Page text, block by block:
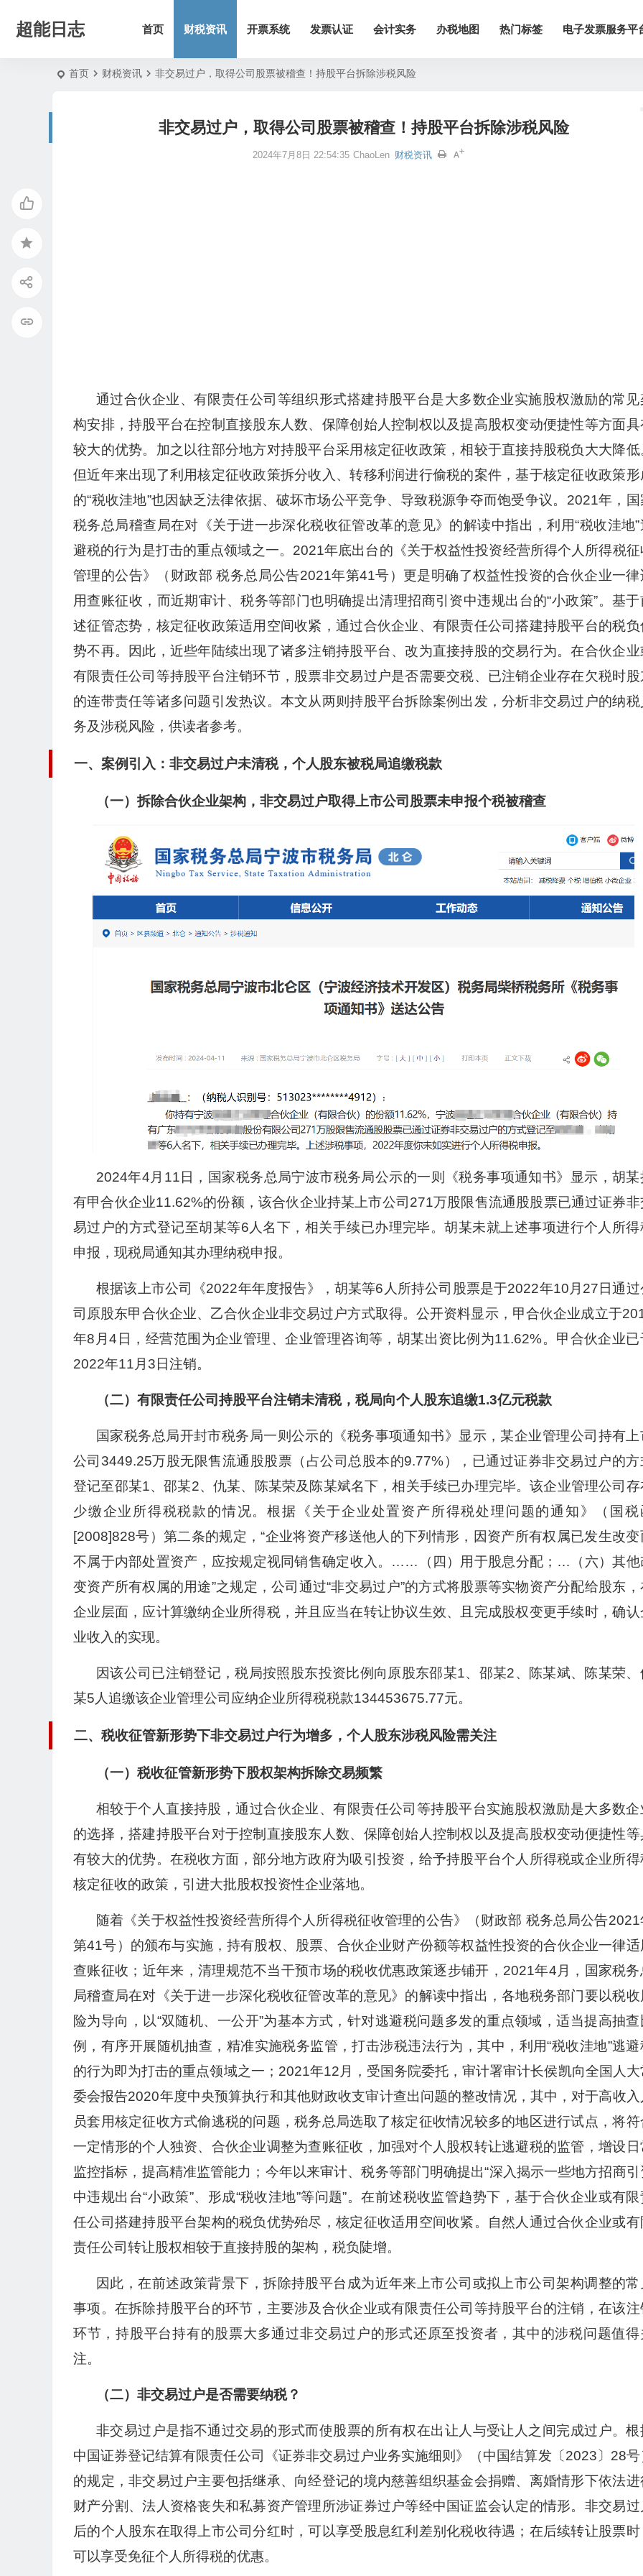
超能日志 首页 财税资讯 开票系统 发票认证 会计实务 办税地图 热门标签 电子发票服务平
首页 财税资讯 非交易过户，取得公司股票被稽查！持股平台拆除涉税风险
非交易过户，取得公司股票被稽查！持股平台拆除涉税风险
2024年7月8日 22:54:35 ChaoLen 财税资讯
通过合伙企业、有限责任公司等组织形式搭建持股平台是大多数企业实施股权激励的常见
构安排，持股平台在控制直接股东人数、保障创始人控制权以及提高股权变动便捷性等方面具
较大的优势。加之以往部分地方对持股平台采用核定征收政策，相较于直接持股税负大大降低
但近年来出现了利用核定征收政策拆分收入、转移利润进行偷税的案件，基于核定征收政策形
的“税收洼地”也因缺乏法律依据、破坏市场公平竞争、导致税源争夺而饱受争议。2021年，国
税务总局稽查局在对《关于进一步深化税收征管改革的意见》的解读中指出，利用“税收洼地”
避税的行为是打击的重点领域之一。2021年底出台的《关于权益性投资经营所得个人所得税征
管理的公告》（财政部 税务总局公告2021年第41号）更是明确了权益性投资的合伙企业一律
用查账征收，而近期审计、税务等部门也明确提出清理招商引资中违规出台的“小政策”。基于
述征管态势，核定征收政策适用空间收紧，通过合伙企业、有限责任公司搭建持股平台的税负
势不再。因此，近些年陆续出现了诸多注销持股平台、改为直接持股的交易行为。在合伙企业
有限责任公司等持股平台注销环节，股票非交易过户是否需要交税、已注销企业存在欠税时股
的连带责任等诸多问题引发热议。本文从两则持股平台拆除案例出发，分析非交易过户的纳税
务及涉税风险，供读者参考。
一、案例引入：非交易过户未清税，个人股东被税局追缴税款
（一）拆除合伙企业架构，非交易过户取得上市公司股票未申报个税被稽查
2024年4月11日，国家税务总局宁波市税务局公示的一则《税务事项通知书》显示，胡某
有甲合伙企业11.62%的份额，该合伙企业持某上市公司271万股限售流通股股票已通过证券非
易过户的方式登记至胡某等6人名下，相关手续已办理完毕。胡某未就上述事项进行个人所得
申报，现税局通知其办理纳税申报。
根据该上市公司《2022年年度报告》，胡某等6人所持公司股票是于2022年10月27日通过
司原股东甲合伙企业、乙合伙企业非交易过户方式取得。公开资料显示，甲合伙企业成立于
年8月4日，经营范围为企业管理、企业管理咨询等，胡某出资比例为11.62%。甲合伙企业已
2022年11月3日注销。
（二）有限责任公司持股平台注销未清税，税局向个人股东追缴1.3亿元税款
国家税务总局开封市税务局一则公示的《税务事项通知书》显示，某企业管理公司持有上
公司3449.25万股无限售流通股股票（占公司总股本的9.77%），已通过证券非交易过户的方
登记至邵某1、邵某2、仇某、陈某荣及陈某斌名下，相关手续已办理完毕。该企业管理公司存
少缴企业所得税税款的情况。根据《关于企业处置资产所得税处理问题的通知》（国税
[2008]828号）第二条的规定，“企业将资产移送他人的下列情形，因资产所有权属已发生改变
不属于内部处置资产，应按规定视同销售确定收入。……（四）用于股息分配；…（六）其他
变资产所有权属的用途”之规定，公司通过“非交易过户”的方式将股票等实物资产分配给股东，
企业层面，应计算缴纳企业所得税，并且应当在转让协议生效、且完成股权变更手续时，确认
业收入的实现。
因该公司已注销登记，税局按照股东投资比例向原股东邵某1、邵某2、陈某斌、陈某荣、
某5人追缴该企业管理公司应纳企业所得税税款134453675.77元。
二、税收征管新形势下非交易过户行为增多，个人股东涉税风险需关注
（一）税收征管新形势下股权架构拆除交易频繁
相较于个人直接持股，通过合伙企业、有限责任公司等持股平台实施股权激励是大多数企
的选择，搭建持股平台对于控制直接股东人数、保障创始人控制权以及提高股权变动便捷性等
有较大的优势。在税收方面，部分地方政府为吸引投资，给予持股平台个人所得税或企业所得
核定征收的政策，引进大批股权投资性企业落地。
随着《关于权益性投资经营所得个人所得税征收管理的公告》（财政部 税务总局公告2021
第41号）的颁布与实施，持有股权、股票、合伙企业财产份额等权益性投资的合伙企业一律适
查账征收；近年来，清理规范不当干预市场的税收优惠政策逐步铺开，2021年4月，国家税务
局稽查局在对《关于进一步深化税收征管改革的意见》的解读中指出，各地税务部门要以税收
险为导向，以“双随机、一公开”为基本方式，针对逃避税问题多发的重点领域，适当提高抽查
例，有序开展随机抽查，精准实施税务监管，打击涉税违法行为，其中，利用“税收洼地”逃避
的行为即为打击的重点领域之一；2021年12月，受国务院委托，审计署审计长侯凯向全国人大
委会报告2020年度中央预算执行和其他财政收支审计查出问题的整改情况，其中，对于高收入
员套用核定征收方式偷逃税的问题，税务总局选取了核定征收情况较多的地区进行试点，将符
一定情形的个人独资、合伙企业调整为查账征收，加强对个人股权转让逃避税的监管，增设日
监控指标，提高精准监管能力；今年以来审计、税务等部门明确提出“深入揭示一些地方招商引
中违规出台“小政策”、形成“税收洼地”等问题”。在前述税收监管趋势下，基于合伙企业或有限
任公司搭建持股平台架构的税负优势殆尽，核定征收适用空间收紧。自然人通过合伙企业或有
责任公司转让股权相较于直接持股的架构，税负陡增。
因此，在前述政策背景下，拆除持股平台成为近年来上市公司或拟上市公司架构调整的常
事项。在拆除持股平台的环节，主要涉及合伙企业或有限责任公司等持股平台的注销，在该注
环节，持股平台持有的股票大多通过非交易过户的形式还原至投资者，其中的涉税问题值得
注。
（二）非交易过户是否需要纳税？
非交易过户是指不通过交易的形式而使股票的所有权在出让人与受让人之间完成过户。根
中国证券登记结算有限责任公司《证券非交易过户业务实施细则》（中国结算发〔2023〕28号
的规定，非交易过户主要包括继承、向经登记的境内慈善组织基金会捐赠、离婚情形下依法进
财产分割、法人资格丧失和私募资产管理所涉证券过户等经中国证监会认定的情形。非交易过
后的个人股东在取得上市公司分红时，可以享受股息红利差别化税收待遇；在后续转让股票时
可以享受免征个人所得税的优惠。